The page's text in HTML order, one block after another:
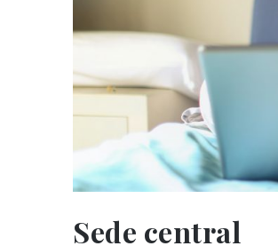
Sede central